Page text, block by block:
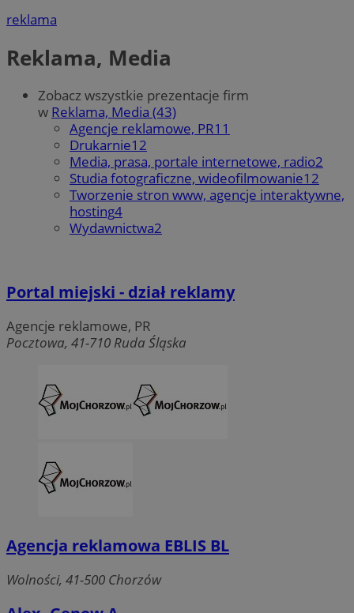
reklama
Reklama, Media
Zobacz wszystkie prezentacje firm
w Reklama, Media (43)
Agencje reklamowe, PR11
Drukarnie12
Media, prasa, portale internetowe, radio2
Studia fotograficzne, wideofilmowanie12
Tworzenie stron www, agencje interaktywne,
hosting4
Wydawnictwa2
Portal miejski - dział reklamy
Agencje reklamowe, PR
Pocztowa, 41-710 Ruda Śląska
Agencja reklamowa EBLIS BL
Wolności, 41-500 Chorzów